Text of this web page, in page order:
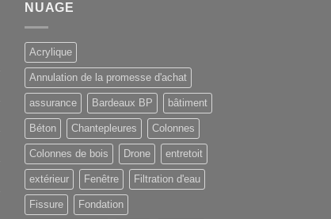
NUAGE
Acrylique
Annulation de la promesse d'achat
assurance Bardeaux BP bâtiment
Béton Chantepleures Colonnes
Colonnes de bois Drone entretoit
extérieur Fenêtre Filtration d'eau
Fissure Fondation